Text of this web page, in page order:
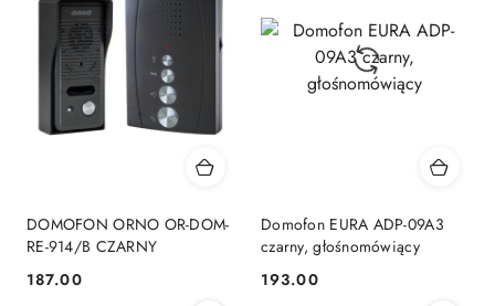
DOMOFON ORNO OR-DOM-
RE-914/B CZARNY
Cena:
187.00
Domofon EURA ADP-09A3
czarny, głośnomówiący
Cena:
193.00